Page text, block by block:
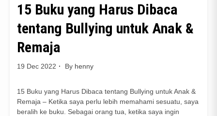
15 Buku yang Harus Dibaca
tentang Bullying untuk Anak &
Remaja
19 Dec 2022 By henny
15 Buku yang Harus Dibaca tentang Bullying untuk Anak &
Remaja – Ketika saya perlu lebih memahami sesuatu, saya
beralih ke buku. Sebagai orang tua, ketika saya ingin